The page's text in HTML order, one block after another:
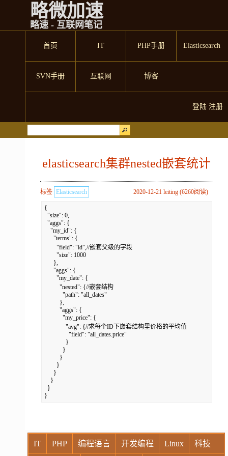
略微加速
略速 - 互联网笔记
首页 IT PHP手册 Elasticsearch
SVN手册 互联网 博客
登陆 注册
elasticsearch集群nested嵌套统计
2020-12-21 leiting (6260阅读)
标签 Elasticsearch
{
"size": 0,
"aggs": {
"my_id": {
"terms": {
"field": "id",//嵌套父级的字段
"size": 1000
},
"aggs": {
"my_date": {
"nested": {//嵌套结构
"path": "all_dates"
},
"aggs": {
"my_price": {
"avg": {//求每个ID下嵌套结构里价格的平均值
"field": "all_dates.price"
}
}
}
}
}
}
}
}
IT PHP 编程语言 开发编程 Linux 科技